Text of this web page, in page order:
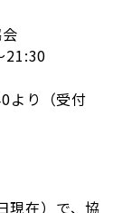
21:30
より（受付
現在）で、協